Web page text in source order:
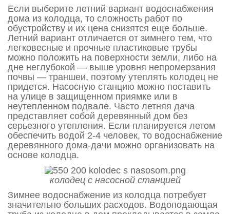
Если выберите летний вариант водоснабжения
дома из колодца, то сложность работ по
обустройству и их цена снизятся еще больше.
Летний вариант отличается от зимнего тем, что
легковесные и прочные пластиковые трубы
можно положить на поверхности земли, либо на
дне неглубокой — выше уровня непромерзания
почвы — траншеи, поэтому утеплять колодец не
придется. Насосную станцию можно поставить
на улице в защищенном приямке или в
неутепленном подвале. Часто летняя дача
представляет собой деревянный дом без
серьезного утепления. Если планируется летом
обеспечить водой 2-4 человек, то водоснабжение
деревянного дома-дачи можно организовать на
основе колодца.
колодец с насосной станцией
Зимнее водоснабжение из колодца потребует
значительно больших расходов. Водоподающая